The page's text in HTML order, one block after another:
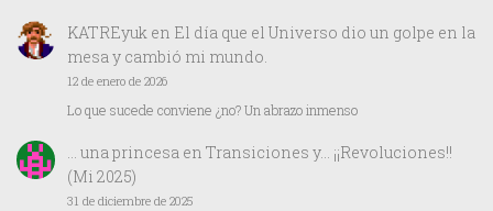
KATREyuk en El día que el Universo dio un golpe en la
mesa y cambió mi mundo.
12 de enero de 2026
Lo que sucede conviene ¿no? Un abrazo inmenso
… una princesaen Transiciones y… ¡¡Revoluciones!!
(Mi 2025)
31 de diciembre de 2025